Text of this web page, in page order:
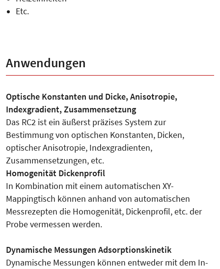
Etc.
Anwendungen
Optische Konstanten und Dicke, Anisotropie,
Indexgradient, Zusammensetzung
Das RC2 ist ein äußerst präzises System zur
Bestimmung von optischen Konstanten, Dicken,
optischer Anisotropie, Indexgradienten,
Zusammensetzungen, etc.
Homogenität Dickenprofil
In Kombination mit einem automatischen XY-
Mappingtisch können anhand von automatischen
Messrezepten die Homogenität, Dickenprofil, etc. der
Probe vermessen werden.
Dynamische Messungen Adsorptionskinetik
Dynamische Messungen können entweder mit dem In-